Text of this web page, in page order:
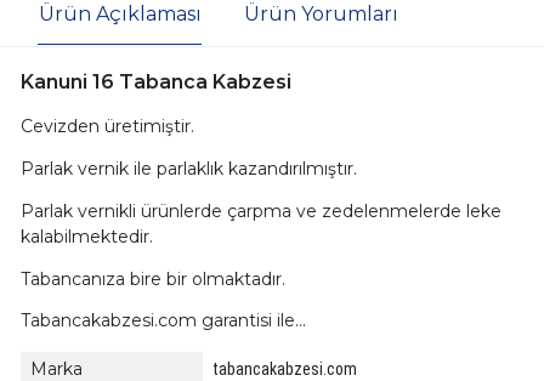
Ürün Açıklaması Ürün Yorumları
Kanuni 16 Tabanca Kabzesi
Cevizden üretimiştir.
Parlak vernik ile parlaklık kazandırılmıştır.
Parlak vernikli ürünlerde çarpma ve zedelenmelerde leke
kalabilmektedir.
Tabancanıza bire bir olmaktadır.
Tabancakabzesi.com garantisi ile...
Marka tabancakabzesi.com